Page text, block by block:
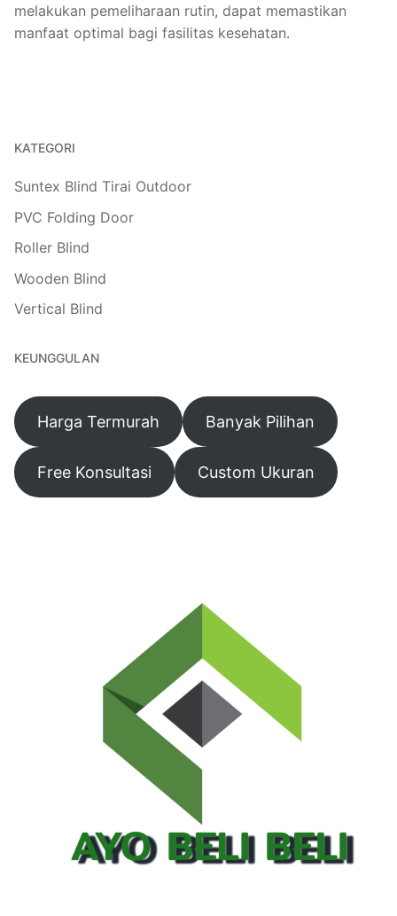
melakukan pemeliharaan rutin, dapat memastikan
manfaat optimal bagi fasilitas kesehatan.
KATEGORI
Suntex Blind Tirai Outdoor
PVC Folding Door
Roller Blind
Wooden Blind
Vertical Blind
KEUNGGULAN
Harga Termurah Banyak Pilihan
Free Konsultasi Custom Ukuran